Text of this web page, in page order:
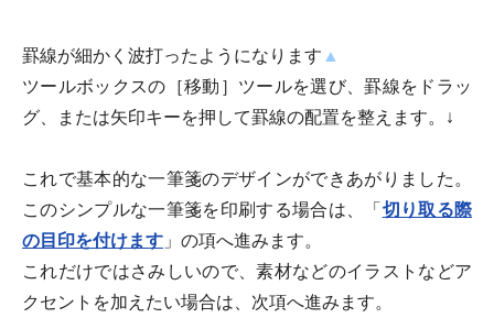
罫線が細かく波打ったようになります ▲
ツールボックスの［移動］ツールを選び、罫線をドラッ
グ、または矢印キーを押して罫線の配置を整えます。↓
これで基本的な一筆箋のデザインができあがりました。
このシンプルな一筆箋を印刷する場合は、「切り取る際
の目印を付けます 」の項へ進みます。
これだけではさみしいので、素材などのイラストなどア
クセントを加えたい場合は、次項へ進みます。